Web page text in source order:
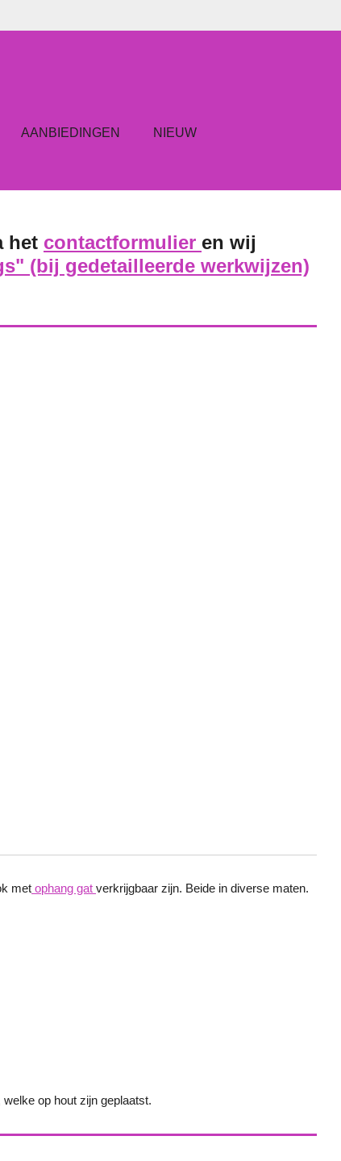
AANBIEDINGEN
NIEUW
het contactformulier en wij
(bij gedetailleerde werkwijzen)
met ophang gat verkrijgbaar zijn. Beide in diverse maten.
op hout zijn geplaatst.